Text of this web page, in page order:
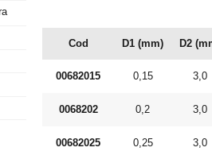
Cod D1 (mm) D2
00682015 0,15 3,0
0068202 0,2 3,0
00682025 0,25 3,0